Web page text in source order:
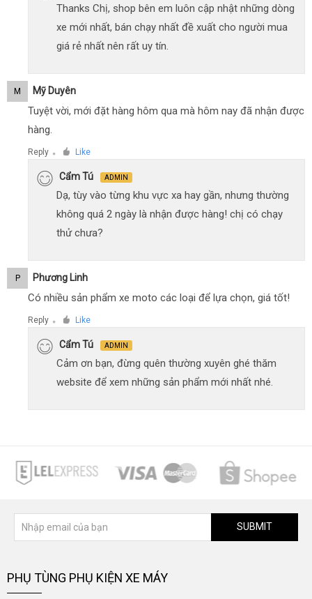
Thanks Chị, shop bên em luôn cập nhật những dòng
xe mới nhất, bán chạy nhất đề xuất cho người mua
giá rẻ nhất nên rất uy tín.
M Mỹ Duyên
Tuyệt vời, mới đặt hàng hôm qua mà hôm nay đã nhận được
hàng.
Reply ● Like
Cẩm Tú ADMIN
Dạ, tùy vào từng khu vực xa hay gần, nhưng thường
không quá 2 ngày là nhận được hàng! chị có chạy
thử chưa?
P Phương Linh
Có nhiều sản phẩm xe moto các loại để lựa chọn, giá tốt!
Reply ● Like
Cẩm Tú ADMIN
Cảm ơn bạn, đừng quên thường xuyên ghé thăm
website để xem những sản phẩm mới nhất nhé.
SUBMIT
PHỤ TÙNG PHỤ KIỆN XE MÁY